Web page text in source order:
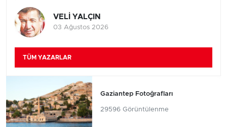
VELİ YALÇIN
03 Ağustos 2026
TÜM YAZARLAR
Gaziantep Fotoğrafları
29596 Görüntülenme